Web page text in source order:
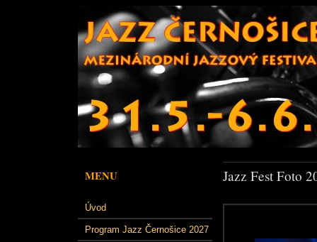
MENU
Úvod
Program Jazz Černošice 2027
Jazz Fest Foto